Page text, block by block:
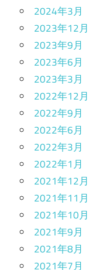
2024年3月
2023年12月
2023年9月
2023年6月
2023年3月
2022年12月
2022年9月
2022年6月
2022年3月
2022年1月
2021年12月
2021年11月
2021年10月
2021年9月
2021年8月
2021年7月